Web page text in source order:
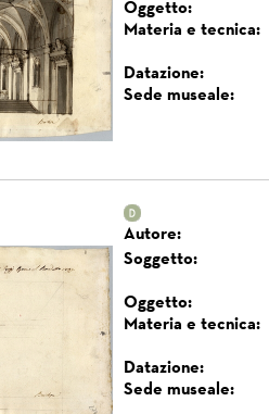
Oggetto:
Materia e tecnica:
Datazione:
Sede museale:
Autore:
Soggetto:
Oggetto:
Materia e tecnica:
Datazione:
Sede museale: